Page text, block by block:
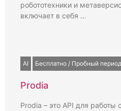
робототехники и
включает в себя …
AI Бесплатно / Пробный период
Prodia
Prodia – это API для работы